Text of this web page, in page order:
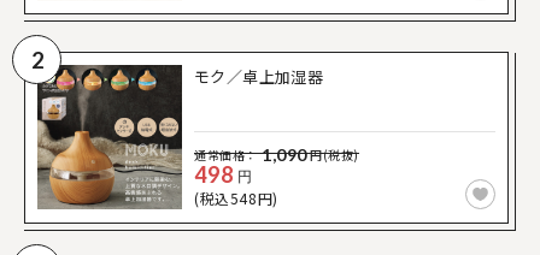
2
モク／卓上加湿器
通常価格： 1,090円(税抜)
498 円
(税込548円)